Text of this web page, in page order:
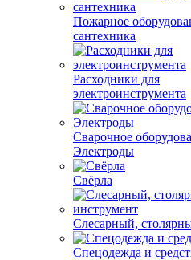
Пожарное
сантехника
Расходники для
электроинструмента
Сварочное
Электроды
Свёрла
Слесарный,
Спецодежда и